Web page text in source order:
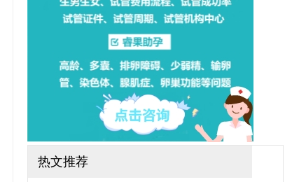
热文推荐